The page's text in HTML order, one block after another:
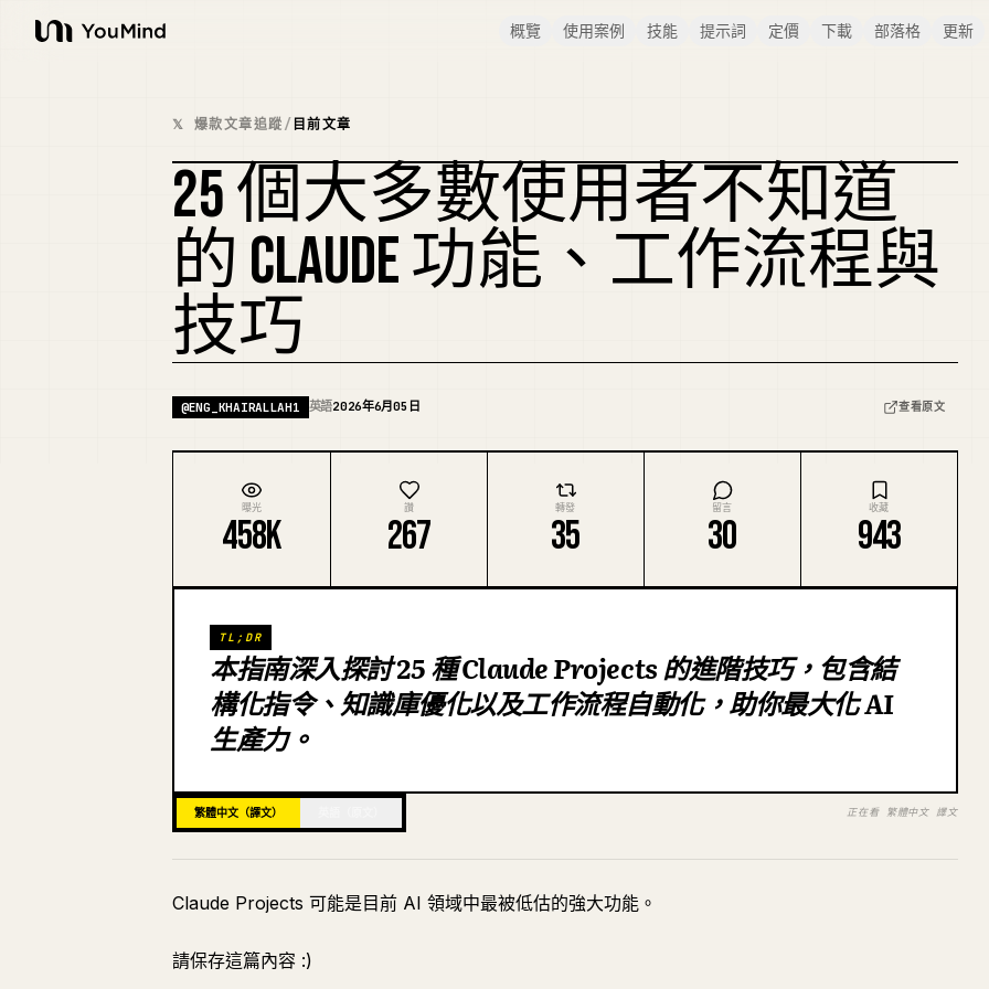
YouMind
概覽 使用案例 技能 提示詞 定價 下載 部落格 更新
𝕏 爆款文章追蹤/ 目前文章
複刻封面
25 個大多數使用者不知道
的 CLAUDE 功能、工作流程與
技巧
@ENG_KHAIRALLAH1 英語2026年6月05日 查看原文
曝光
458K
讚
267
轉發
35
留言
30
收藏
943
TL;DR
本指南深入探討 25 種 Claude Projects 的進階技巧，包含結
構化指令、知識庫優化以及工作流程自動化，助你最大化 AI
生產力。
繁體中文（譯文） 正在看 繁體中文 譯文
Claude Projects 可能是目前 AI 領域中最被低估的強大功能。
請保存這篇內容 :)